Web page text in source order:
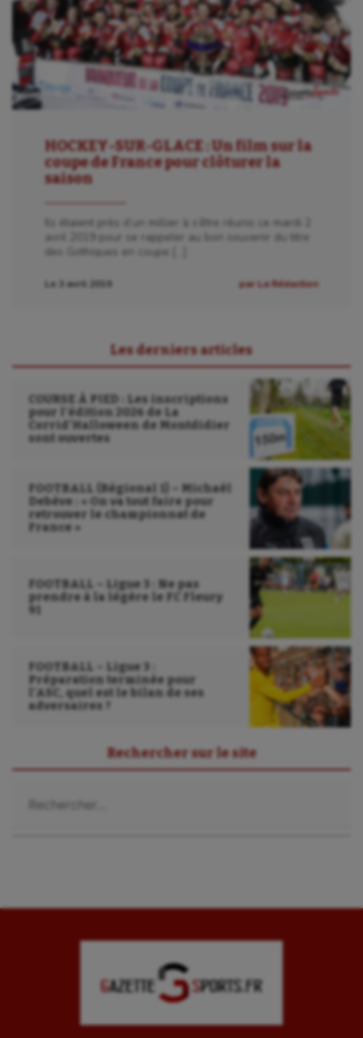
Hippisme
Jeux Olympiques et Paralympiques
Kayak-polo
Longue paume
Moto
Natation artistique
Parkour
Patinage artistique
Pétanque
Randonnée / Marche
Sauvetage sportif
Sport handicap
Sport santé
Sport-santé
Wakeboard
HOCKEY-SUR-GLACE : Un film sur la
coupe de France pour clôturer la
saison
Ils étaient près d’un millier à s’être réunis ce mardi 2
avril 2019 pour se rappeler au bon souvenir du titre
des Gothiques en coupe […]
Le 3 avril 2019 par La Rédaction
Les derniers articles
COURSE À PIED : Les inscriptions
pour l’édition 2026 de La
Corrid’Halloween de Montdidier
sont ouvertes
FOOTBALL (Régional 1) – Michaël
Debève : « On va tout faire pour
retrouver le championnat de
France »
FOOTBALL – Ligue 3 : Ne pas
prendre à la légère le FC Fleury
91
FOOTBALL – Ligue 3 :
Préparation terminée pour
l’ASC, quel est le bilan de ses
adversaires ?
Rechercher sur le site